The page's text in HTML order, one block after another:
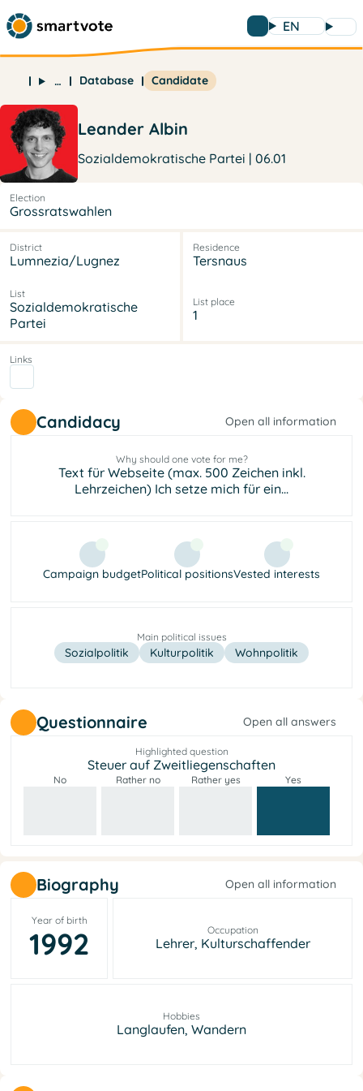
EN
… Database Candidate
Leander Albin
Sozialdemokratische Partei | 06.01
Election
Grossratswahlen
District
Lumnezia/Lugnez
Residence
Tersnaus
List
Sozialdemokratische
Partei
List place
1
Links
Candidacy Open all information
Why should one vote for me?
Text für Webseite (max. 500 Zeichen inkl.
Lehrzeichen) Ich setze mich für ein...
Campaign budgetPolitical positionsVested interests
Main political issues
Sozialpolitik Kulturpolitik Wohnpolitik
Questionnaire Open all answers
Highlighted question
Steuer auf Zweitliegenschaften
No Rather no Rather yes Yes
Biography Open all information
Year of birth
1992 Occupation
Lehrer, Kulturschaffender
Hobbies
Langlaufen, Wandern